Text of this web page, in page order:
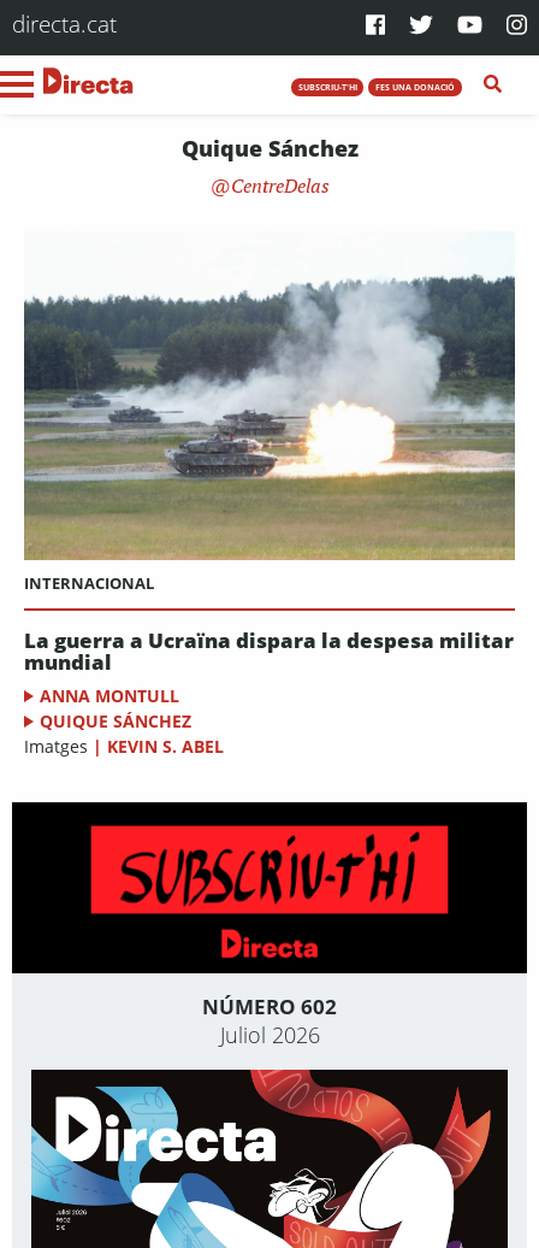
directa.cat
SUBSCRIU-T'HI FES UNA DONACIÓ
Quique Sánchez
CentreDelas
INTERNACIONAL
La guerra a Ucraïna dispara la despesa militar
mundial
ANNA MONTULL
QUIQUE SÁNCHEZ
Imatges | KEVIN S. ABEL
NÚMERO 602
Juliol 2026